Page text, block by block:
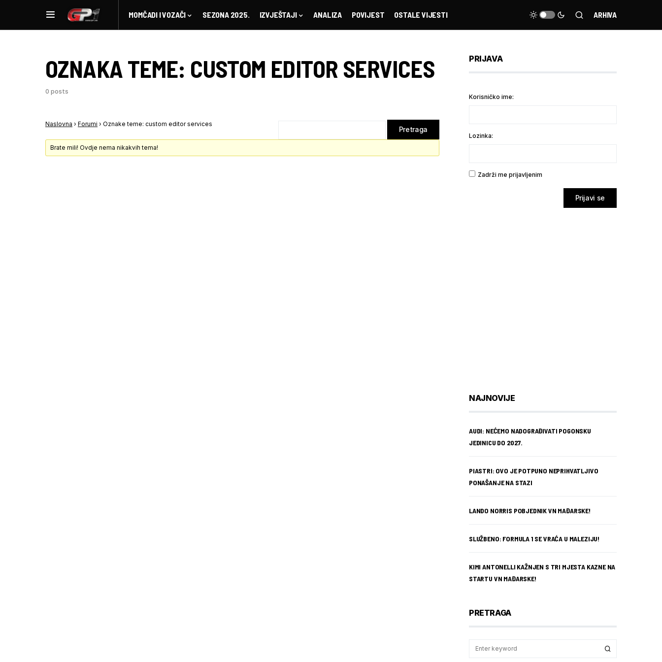
MOMČADI I VOZAČI SEZONA 2025. IZVJEŠTAJI ANALIZA POVIJEST OSTALE VIJESTI ARHIVA
OZNAKA TEME: CUSTOM EDITOR SERVICES
0 posts
Naslovna › Forumi › Oznake teme: custom editor services
Brate mili! Ovdje nema nikakvih tema!
PRIJAVA
Korisničko ime:
Lozinka:
Zadrži me prijavljenim
Prijavi se
NAJNOVIJE
AUDI: NEĆEMO NADOGRAĐIVATI POGONSKU
JEDINICU DO 2027.
PIASTRI: OVO JE POTPUNO NEPRIHVATLJIVO
PONAŠANJE NA STAZI
LANDO NORRIS POBJEDNIK VN MAĐARSKE!
SLUŽBENO: FORMULA 1 SE VRAĆA U MALEZIJU!
KIMI ANTONELLI KAŽNJEN S TRI MJESTA KAZNE NA
STARTU VN MAĐARSKE!
PRETRAGA